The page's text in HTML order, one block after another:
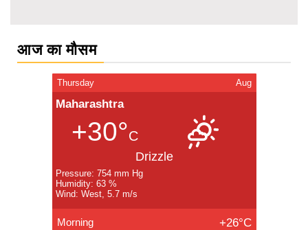
आज का मौसम
Thursday Aug
Maharashtra
+30°C
Drizzle
Pressure: 754 mm Hg
Humidity: 63 %
Wind: West, 5.7 m/s
Morning +26°C